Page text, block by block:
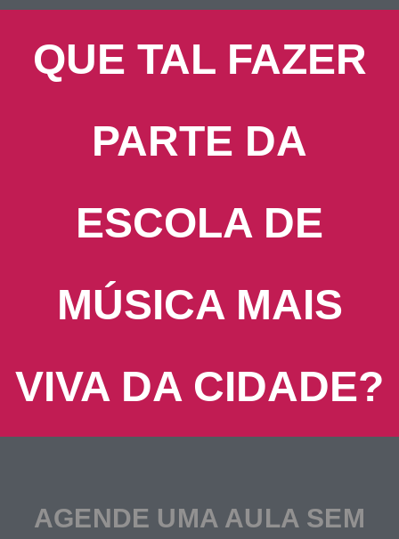
QUE TAL FAZER
PARTE DA
ESCOLA DE
MÚSICA MAIS
VIVA DA CIDADE?
AGENDE UMA AULA SEM